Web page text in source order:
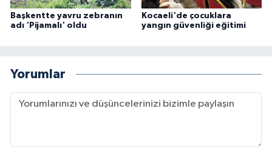
Başkentte yavru zebranın
adı 'Pijamalı' oldu
Kocaeli'de çocuklara
yangın güvenliği eğitimi
Yorumlar